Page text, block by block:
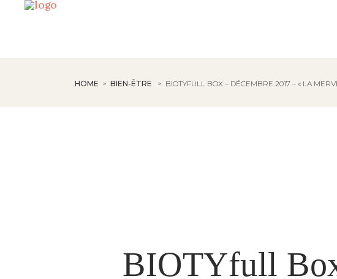
HOME > BIEN-ÊTRE > BIOTYFULL BOX – DÉCEMBRE 2017 – « LA
BIOTYfull